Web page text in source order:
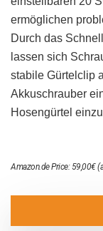
ermöglichen
Durch das
lassen sich
stabile Gürtelclip
Akkuschrauber
Hosengürtel
Amazon.de Price:59,00€